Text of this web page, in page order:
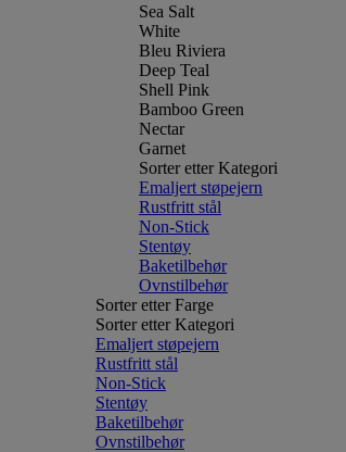
Sea Salt
White
Bleu Riviera
Deep Teal
Shell Pink
Bamboo Green
Nectar
Garnet
Sorter etter Kategori
Emaljert støpejern
Rustfritt stål
Non-Stick
Stentøy
Baketilbehør
Ovnstilbehør
Sorter etter Farge
Sorter etter Kategori
Emaljert støpejern
Rustfritt stål
Non-Stick
Stentøy
Baketilbehør
Ovnstilbehør